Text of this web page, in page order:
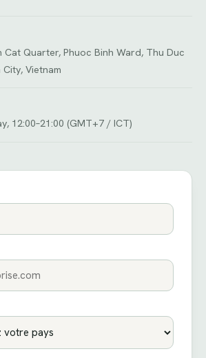
Cat Quarter, Phuoc Binh Ward, Thu Duc
City, Vietnam
12:00–21:00 (GMT+7 / ICT)